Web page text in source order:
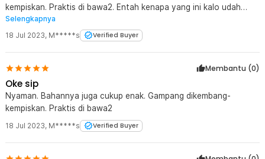
kempiskan. Praktis di bawa2. Entah kenapa yang ini kalo udah
dipake lama2 kaya kempes. Kemungkinan ada bocor tipis
Selengkapnya
18 Jul 2023, M*****s Verified Buyer
Membantu (0)
Oke sip
Nyaman. Bahannya juga cukup enak. Gampang dikembang-
kempiskan. Praktis di bawa2
18 Jul 2023, M*****s Verified Buyer